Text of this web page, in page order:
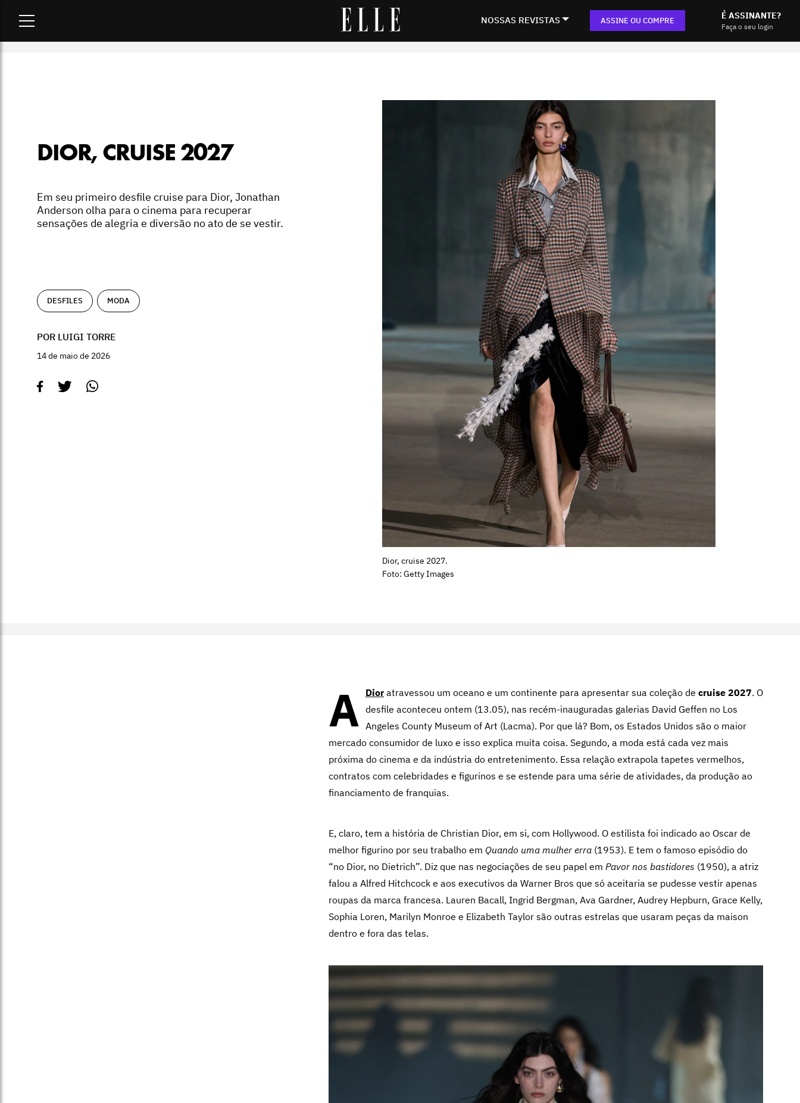
NOSSAS REVISTAS ASSINE OU COMPRE É ASSINANTE?
Faça o seu login
DIOR, CRUISE 2027
Em seu primeiro desfile cruise para Dior, Jonathan
Anderson olha para o cinema para recuperar
sensações de alegria e diversão no ato de se vestir.
DESFILES MODA
POR LUIGI TORRE
14 de maio de 2026
Dior, cruise 2027.
Foto: Getty Images
A Dioratravessou um oceano e um continente para apresentar sua coleção de cruise 2027. O
desfile aconteceu ontem (13.05), nas recém-inauguradas galerias David Geffen no Los
Angeles County Museum of Art (Lacma). Por que lá? Bom, os Estados Unidos são o maior
mercado consumidor de luxo e isso explica muita coisa. Segundo, a moda está cada vez mais
próxima do cinema e da indústria do entretenimento. Essa relação extrapola tapetes vermelhos,
contratos com celebridades e figurinos e se estende para uma série de atividades, da produção ao
financiamento de franquias.
E, claro, tem a história de Christian Dior, em si, com Hollywood. O estilista foi indicado ao Oscar de
melhor figurino por seu trabalho em Quando uma mulher erra (1953). E tem o famoso episódio do
“no Dior, no Dietrich”. Diz que nas negociações de seu papel em Pavor nos bastidores (1950), a atriz
falou a Alfred Hitchcock e aos executivos da Warner Bros que só aceitaria se pudesse vestir apenas
roupas da marca francesa. Lauren Bacall, Ingrid Bergman, Ava Gardner, Audrey Hepburn, Grace Kelly,
Sophia Loren, Marilyn Monroe e Elizabeth Taylor são outras estrelas que usaram peças da maison
dentro e fora das telas.